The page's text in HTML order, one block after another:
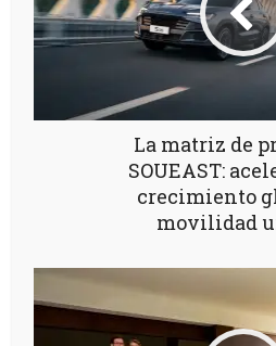
La matriz de
SOUEAST:
crecimiento
movilidad